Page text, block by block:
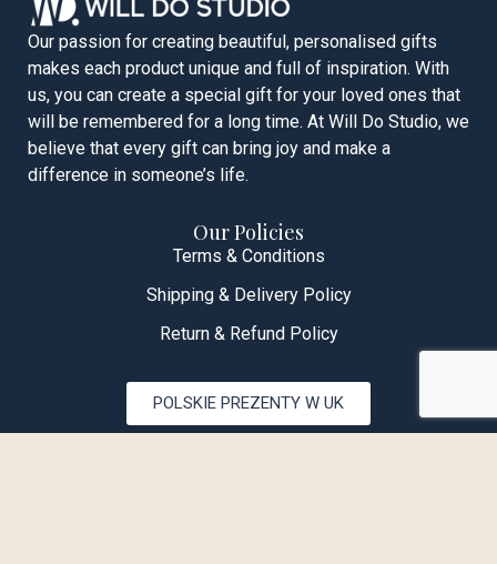
Our passion for creating beautiful, personalised gifts
makes each product unique and full of inspiration. With
us, you can create a special gift for your loved ones that
will be remembered for a long time. At Will Do Studio, we
believe that every gift can bring joy and make a
difference in someone’s life.
Our Policies
Terms & Conditions
Shipping & Delivery Policy
Return & Refund Policy
POLSKIE PREZENTY W UK